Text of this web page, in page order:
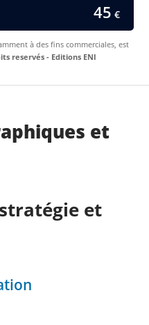
45 €
à des fins commerciales, est
reservés - Editions ENI
et
et